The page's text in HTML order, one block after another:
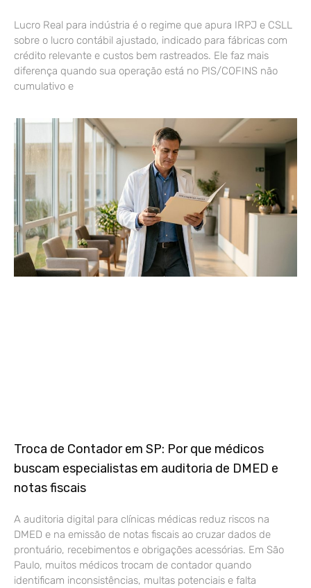
Lucro Real para indústria é o regime que apura IRPJ e CSLL
sobre o lucro contábil ajustado, indicado para fábricas com
crédito relevante e custos bem rastreados. Ele faz mais
diferença quando sua operação está no PIS/COFINS não
cumulativo e
Troca de Contador em SP: Por que médicos
buscam especialistas em auditoria de DMED e
notas fiscais
A auditoria digital para clínicas médicas reduz riscos na
DMED e na emissão de notas fiscais ao cruzar dados de
prontuário, recebimentos e obrigações acessórias. Em São
Paulo, muitos médicos trocam de contador quando
identificam inconsistências, multas potenciais e falta